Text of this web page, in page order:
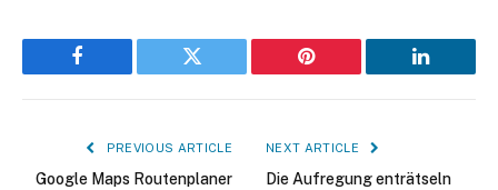
Facebook Twitter Pinterest LinkedIn
PREVIOUS ARTICLE
Google Maps Routenplaner
NEXT ARTICLE
Die Aufregung enträtseln